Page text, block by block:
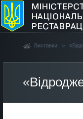
Виставки >